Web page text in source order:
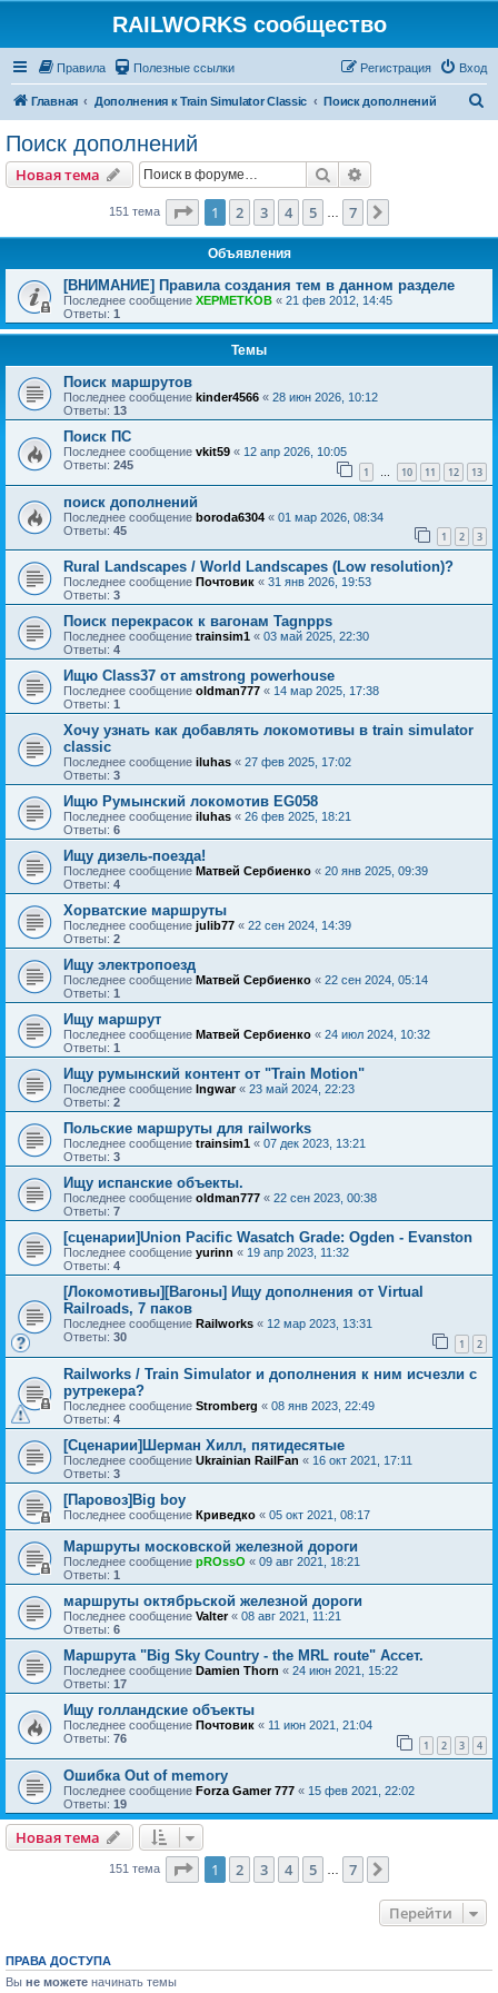
RAILWORKS сообщество
Правила Полезные ссылки Вход
Регистрация
Главная Дополнения к Train Simulator Classic Поиск дополнений
Поиск дополнений
Новая тема Поиск
151 тема Страница из
1 2 3 4 5 7
Объявления
[ВНИМАНИЕ] Правила создания тем в данном разделе
Последнее сообщение XEPMETKOB « 21 фев 2012, 14:45
Ответы: 1
Темы
Поиск маршрутов
Последнее сообщение kinder4566 « 28 июн 2026, 10:12
Ответы: 13
Поиск ПС
Последнее сообщение vkit59 « 12 апр 2026, 10:05
Ответы: 245 1 … 10 11 12 13
поиск дополнений
Последнее сообщение boroda6304 « 01 мар 2026, 08:34
Ответы: 45 1 2 3
Rural Landscapes / World Landscapes (Low resolution)?
Последнее сообщение Почтовик « 31 янв 2026, 19:53
Ответы: 3
Поиск перекрасок к вагонам Tagnpps
Последнее сообщение trainsim1 « 03 май 2025, 22:30
Ответы: 4
Ищю Class37 от amstrong powerhouse
Последнее сообщение oldman777 « 14 мар 2025, 17:38
Ответы: 1
Хочу узнать как добавлять локомотивы в train simulator
classic
Последнее сообщение iluhas « 27 фев 2025, 17:02
Ответы: 3
Ищю Румынский локомотив EG058
Последнее сообщение iluhas « 26 фев 2025, 18:21
Ответы: 6
Ищу дизель-поезда!
Последнее сообщение Матвей Сербиенко « 20 янв 2025, 09:39
Ответы: 4
Хорватские маршруты
Последнее сообщение julib77 « 22 сен 2024, 14:39
Ответы: 2
Ищу электропоезд
Последнее сообщение Матвей Сербиенко « 22 сен 2024, 05:14
Ответы: 1
Ищу маршрут
Последнее сообщение Матвей Сербиенко « 24 июл 2024, 10:32
Ответы: 1
Ищу румынский контент от "Train Motion"
Последнее сообщение Ingwar« 23 май 2024, 22:23
Ответы: 2
Польские маршруты для railworks
Последнее сообщение trainsim1 « 07 дек 2023, 13:21
Ответы: 3
Ищу испанские объекты.
Последнее сообщение oldman777 « 22 сен 2023, 00:38
Ответы: 7
[сценарии]Union Pacific Wasatch Grade: Ogden - Evanston
Последнее сообщение yurinn « 19 апр 2023, 11:32
Ответы: 4
[Локомотивы][Вагоны] Ищу дополнения от Virtual
Railroads, 7 паков
Последнее сообщение Railworks « 12 мар 2023, 13:31
Ответы: 30 1 2
Railworks / Train Simulator и дополнения к ним исчезли с
рутрекера?
Последнее сообщение Stromberg « 08 янв 2023, 22:49
Ответы: 4
[Сценарии]Шерман Хилл, пятидесятые
Последнее сообщение Ukrainian RailFan « 16 окт 2021, 17:11
Ответы: 3
[Паровоз]Big boy
Последнее сообщение Криведко « 05 окт 2021, 08:17
Маршруты московской железной дороги
Последнее сообщение pROssO « 09 авг 2021, 18:21
Ответы: 1
маршруты октябрьской железной дороги
Последнее сообщение Valter« 08 авг 2021, 11:21
Ответы: 6
Маршрута "Big Sky Country - the MRL route" Ассет.
Последнее сообщение Damien Thorn « 24 июн 2021, 15:22
Ответы: 17
Ищу голландские объекты
Последнее сообщение Почтовик « 11 июн 2021, 21:04
Ответы: 76 1 2 3 4
Ошибка Out of memory
Последнее сообщение Forza Gamer 777 « 15 фев 2021, 22:02
Ответы: 19
Новая тема
151 тема Страница из
1 2 3 4 5 7
Перейти
ПРАВА ДОСТУПА
Вы не можете начинать темы